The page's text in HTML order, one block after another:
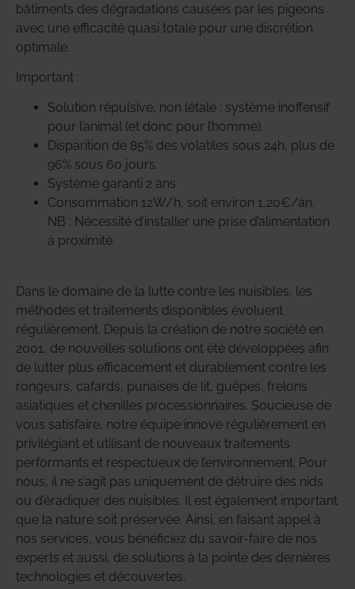
bâtiments des dégradations causées par les pigeons
avec une efficacité quasi totale pour une discrétion
optimale.
Important :
Solution répulsive, non létale : système inoffensif
pour l’animal (et donc pour l’homme).
Disparition de 85% des volatiles sous 24h, plus de
96% sous 60 jours.
Système garanti 2 ans
Consommation 12W/h, soit environ 1,20€/an.
NB : Nécessité d’installer une prise d’alimentation
à proximité.
Dans le domaine de la lutte contre les nuisibles, les
méthodes et traitements disponibles évoluent
régulièrement. Depuis la création de notre société en
2001, de nouvelles solutions ont été développées afin
de lutter plus efficacement et durablement contre les
rongeurs, cafards, punaises de lit, guêpes, frelons
asiatiques et chenilles processionnaires. Soucieuse de
vous satisfaire, notre équipe innove régulièrement en
privilégiant et utilisant de nouveaux traitements
performants et respectueux de l’environnement. Pour
nous, il ne s’agit pas uniquement de détruire des nids
ou d’éradiquer des nuisibles. Il est également important
que la nature soit préservée. Ainsi, en faisant appel à
nos services, vous bénéficiez du savoir-faire de nos
experts et aussi, de solutions à la pointe des dernières
technologies et découvertes.